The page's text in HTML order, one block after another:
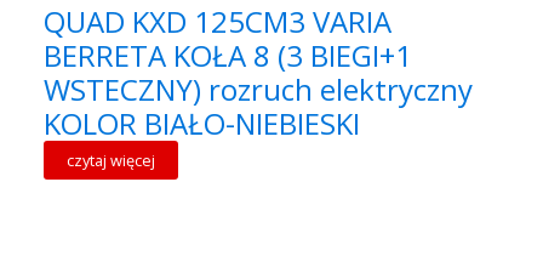
QUAD KXD 125CM3 VARIA
BERRETA KOŁA 8 (3 BIEGI+1
WSTECZNY) rozruch elektryczny
KOLOR BIAŁO-NIEBIESKI
czytaj więcej